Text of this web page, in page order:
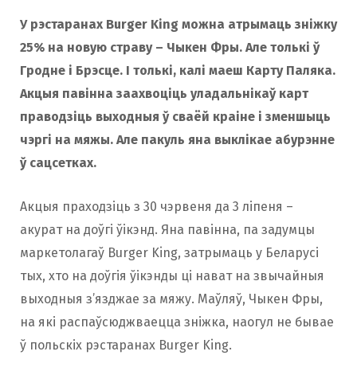
У рэстаранах Burger King можна атрымаць зніжку
25% на новую страву – Чыкен Фры. Але толькі ў
Гродне і Брэсце. І толькі, калі маеш Карту Паляка.
Акцыя павінна заахвоціць уладальнікаў карт
праводзіць выходныя ў сваёй краіне і зменшыць
чэргі на мяжы. Але пакуль яна выклікае абурэнне
ў сацсетках.
Акцыя праходзіць з 30 чэрвеня да 3 ліпеня –
акурат на доўгі ўікэнд. Яна павінна, па задумцы
маркетолагаў Burger King, затрымаць у Беларусі
тых, хто на доўгія ўікэнды ці нават на звычайныя
выходныя з’язджае за мяжу. Маўляў, Чыкен Фры,
на які распаўсюджваецца зніжка, наогул не бывае
ў польскіх рэстаранах Burger King.